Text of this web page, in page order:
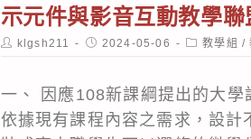
示元件與影音互動教學
Post
author:
klgsh211
Post
published:
2024-05-06
Post
category:
教學組 /
一、 因應108新課綱提出的大
依據現有課程內容之需求，設